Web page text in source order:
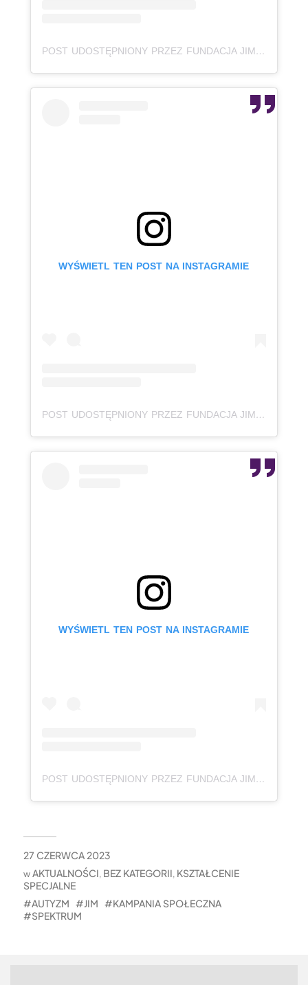
POST UDOSTĘPNIONY PRZEZ FUNDACJA JIM AUTYZMHELP (@JIMFUNDACJA)
WYŚWIETL TEN POST NA INSTAGRAMIE
POST UDOSTĘPNIONY PRZEZ FUNDACJA JIM AUTYZMHELP (@JIMFUNDACJA)
WYŚWIETL TEN POST NA INSTAGRAMIE
POST UDOSTĘPNIONY PRZEZ FUNDACJA JIM AUTYZMHELP (@JIMFUNDACJA)
27 CZERWCA 2023
w AKTUALNOŚCI, BEZ KATEGORII, KSZTAŁCENIE
SPECJALNE
AUTYZM
JIM
KAMPANIA SPOŁECZNA
SPEKTRUM